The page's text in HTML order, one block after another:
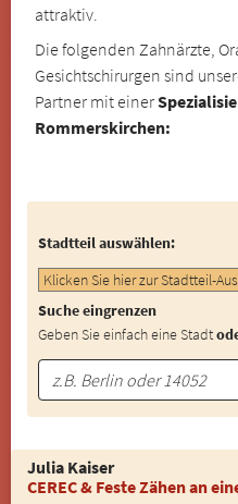
attraktiv.
Die folgenden Zahnärzte,
Gesichtschirurgen sind
Partner mit einer
Rommerskirchen:
Stadtteil auswählen:
Suche eingrenzen
Geben Sie einfach eine Stadt
Julia Kaiser
CEREC & Feste Zähen an